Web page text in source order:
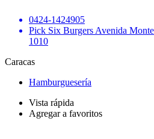
0424-1424905
Pick Six Burgers Avenida
1010
Caracas
Hamburguesería
Vista rápida
Agregar a favoritos